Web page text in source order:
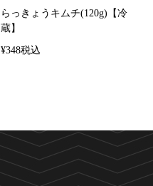
らっきょうキムチ(120g)【冷
蔵】
¥348税込